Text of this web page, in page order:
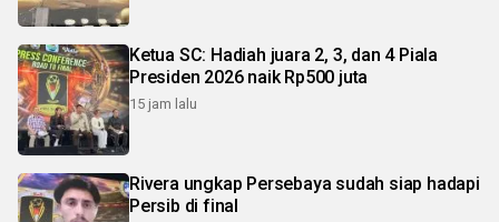
Ketua SC: Hadiah juara 2, 3, dan 4 Piala
Presiden 2026 naik Rp500 juta
15 jam lalu
Rivera ungkap Persebaya sudah siap hadapi
Persib di final